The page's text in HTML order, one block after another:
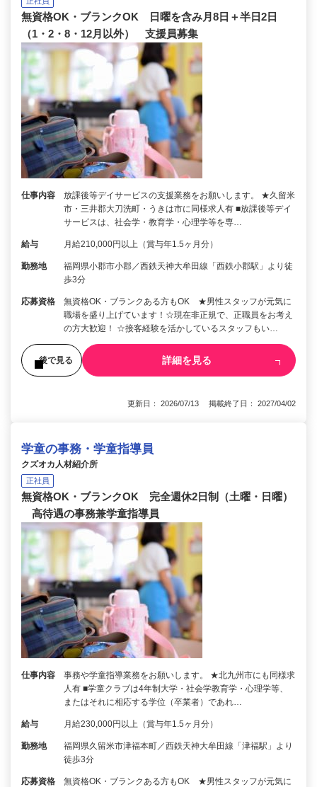
無資格OK・ブランクOK 日曜を含み月8日＋半日2日
（1・2・8・12月以外） 支援員募集
仕事内容
放課後等デイサービスの支援業務をお願いします。 ★久留米
市・三井郡大刀洗町・うきは市に同様求人有 ■放課後等デイ
サービスは、社会学・教育学・心理学等を専…
給与 月給210,000円以上（賞与年1.5ヶ月分）
勤務地
福岡県小郡市小郡／西鉄天神大牟田線「西鉄小郡駅」より徒
歩3分
応募資格
無資格OK・ブランクある方もOK ★男性スタッフが元気に
職場を盛り上げています！☆現在非正規で、正職員をお考え
の方大歓迎！ ☆接客経験を活かしているスタッフもい…
後で見る 詳細を見る
更新日： 2026/07/13 掲載終了日： 2027/04/02
学童の事務・学童指導員
クズオカ人材紹介所
正社員
無資格OK・ブランクOK 完全週休2日制（土曜・日曜）
高待遇の事務兼学童指導員
仕事内容
事務や学童指導業務をお願いします。 ★北九州市にも同様求
人有 ■学童クラブは4年制大学・社会学教育学・心理学等、
またはそれに相応する学位（卒業者）であれ…
給与 月給230,000円以上（賞与年1.5ヶ月分）
勤務地
福岡県久留米市津福本町／西鉄天神大牟田線「津福駅」より
徒歩3分
応募資格
無資格OK・ブランクある方もOK ★男性スタッフが元気に